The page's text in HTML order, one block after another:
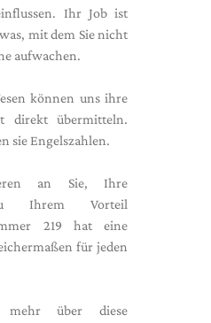
Ihr Job ist
mit dem Sie nicht
aufwachen.
können uns ihre
direkt übermitteln.
sie Engelszahlen.
an Sie, Ihre
Ihrem Vorteil
219 hat eine
für jeden
mehr über diese